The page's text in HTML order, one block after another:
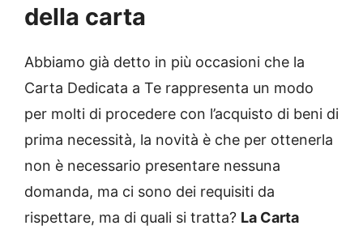
della carta
Abbiamo già detto in più occasioni che la
Carta Dedicata a Te rappresenta un modo
per molti di procedere con l’acquisto di beni di
prima necessità, la novità è che per ottenerla
non è necessario presentare nessuna
domanda, ma ci sono dei requisiti da
rispettare, ma di quali si tratta? La Carta